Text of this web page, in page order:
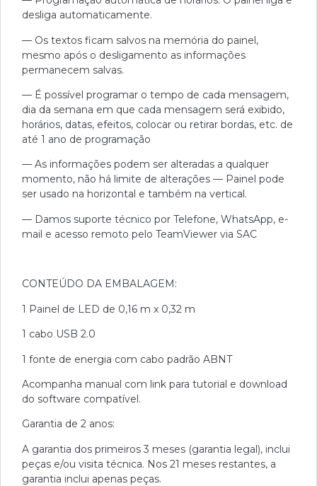
desliga automaticamente.
— Os textos ficam salvos na memória do painel,
mesmo após o desligamento as informações
permanecem salvas.
— É possível programar o tempo de cada mensagem,
dia da semana em que cada mensagem será exibido,
horários, datas, efeitos, colocar ou retirar bordas, etc. de
até 1 ano de programação
— As informações podem ser alteradas a qualquer
momento, não há limite de alterações — Painel pode
ser usado na horizontal e também na vertical.
— Damos suporte técnico por Telefone, WhatsApp, e-
mail e acesso remoto pelo TeamViewer via SAC
CONTEÚDO DA EMBALAGEM:
1 Painel de LED de 0,16 m x 0,32 m
1 cabo USB 2.0
1 fonte de energia com cabo padrão ABNT
Acompanha manual com link para tutorial e download
do software compatível.
Garantia de 2 anos:
A garantia dos primeiros 3 meses (garantia legal), inclui
peças e/ou visita técnica. Nos 21 meses restantes, a
garantia inclui apenas peças.